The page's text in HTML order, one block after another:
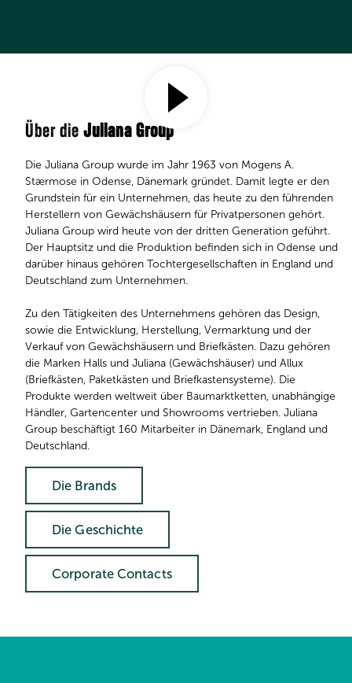
Über die Juliana Group
Die Juliana Group wurde im Jahr 1963 von Mogens A.
Stærmose in Odense, Dänemark gründet. Damit legte er den
Grundstein für ein Unternehmen, das heute zu den führenden
Herstellern von Gewächshäusern für Privatpersonen gehört.
Juliana Group wird heute von der dritten Generation geführt.
Der Hauptsitz und die Produktion befinden sich in Odense und
darüber hinaus gehören Tochtergesellschaften in England und
Deutschland zum Unternehmen. ​​​​​​​
Zu den Tätigkeiten des Unternehmens gehören das Design,
sowie die Entwicklung, Herstellung, Vermarktung und der
Verkauf von Gewächshäusern und Briefkästen. Dazu gehören
die Marken Halls und Juliana (Gewächshäuser) und Allux
(Briefkästen, Paketkästen und Briefkastensysteme). Die
Produkte werden weltweit über Baumarktketten, unabhängige
Händler, Gartencenter und Showrooms vertrieben. Juliana
Group beschäftigt 160 Mitarbeiter in Dänemark, England und
Deutschland.
Die Brands
Die Geschichte
Corporate Contacts